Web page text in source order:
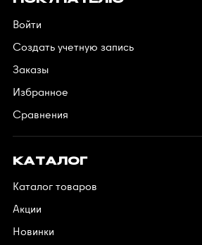
Войти
Создать учетную запись
Заказы
Избранное
Сравнения
КАТАЛОГ
Каталог товаров
Акции
Новинки